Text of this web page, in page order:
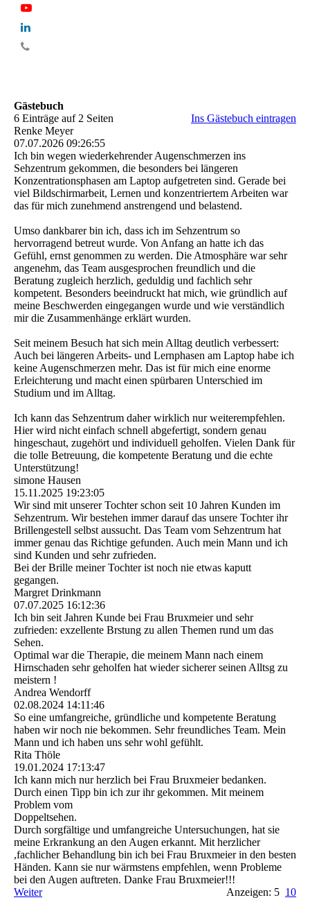
Gästebuch
6 Einträge auf 2 Seiten
Ins Gästebuch eintragen
Renke Meyer
07.07.2026 09:26:55
Ich bin wegen wiederkehrender Augenschmerzen ins
Sehzentrum gekommen, die besonders bei längeren
Konzentrationsphasen am Laptop aufgetreten sind. Gerade bei
viel Bildschirmarbeit, Lernen und konzentriertem Arbeiten war
das für mich zunehmend anstrengend und belastend.
Umso dankbarer bin ich, dass ich im Sehzentrum so
hervorragend betreut wurde. Von Anfang an hatte ich das
Gefühl, ernst genommen zu werden. Die Atmosphäre war sehr
angenehm, das Team ausgesprochen freundlich und die
Beratung zugleich herzlich, geduldig und fachlich sehr
kompetent. Besonders beeindruckt hat mich, wie gründlich auf
meine Beschwerden eingegangen wurde und wie verständlich
mir die Zusammenhänge erklärt wurden.
Seit meinem Besuch hat sich mein Alltag deutlich verbessert:
Auch bei längeren Arbeits- und Lernphasen am Laptop habe ich
keine Augenschmerzen mehr. Das ist für mich eine enorme
Erleichterung und macht einen spürbaren Unterschied im
Studium und im Alltag.
Ich kann das Sehzentrum daher wirklich nur weiterempfehlen.
Hier wird nicht einfach schnell abgefertigt, sondern genau
hingeschaut, zugehört und individuell geholfen. Vielen Dank für
die tolle Betreuung, die kompetente Beratung und die echte
Unterstützung!
simone Hausen
15.11.2025 19:23:05
Wir sind mit unserer Tochter schon seit 10 Jahren Kunden im
Sehzentrum. Wir bestehen immer darauf das unsere Tochter ihr
Brillengestell selbst aussucht. Das Team vom Sehzentrum hat
immer genau das Richtige gefunden. Auch mein Mann und ich
sind Kunden und sehr zufrieden.
Bei der Brille meiner Tochter ist noch nie etwas kaputt
gegangen.
Margret Drinkmann
07.07.2025 16:12:36
Ich bin seit Jahren Kunde bei Frau Bruxmeier und sehr
zufrieden: exzellente Brstung zu allen Themen rund um das
Sehen.
Optimal war die Therapie, die meinem Mann nach einem
Hirnschaden sehr geholfen hat wieder sicherer seinen Alltsg zu
meistern !
Andrea Wendorff
02.08.2024 14:11:46
So eine umfangreiche, gründliche und kompetente Beratung
haben wir noch nie bekommen. Sehr freundliches Team. Mein
Mann und ich haben uns sehr wohl gefühlt.
Rita Thöle
19.01.2024 17:13:47
Ich kann mich nur herzlich bei Frau Bruxmeier bedanken.
Durch einen Tipp bin ich zur ihr gekommen. Mit meinem
Problem vom
Doppeltsehen.
Durch sorgfältige und umfangreiche Untersuchungen, hat sie
meine Erkrankung an den Augen erkannt. Mit herzlicher
,fachlicher Behandlung bin ich bei Frau Bruxmeier in den besten
Händen. Kann sie nur wärmstens empfehlen, wenn Probleme
bei den Augen auftreten. Danke Frau Bruxmeier!!!
Weiter
Anzeigen: 5 10